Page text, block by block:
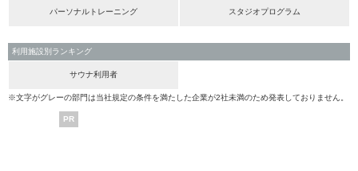
パーソナルトレーニング スタジオプログラム
利用施設別ランキング
サウナ利用者
※文字がグレーの部門は当社規定の条件を満たした企業が2社未満のため発表しておりません。
PR